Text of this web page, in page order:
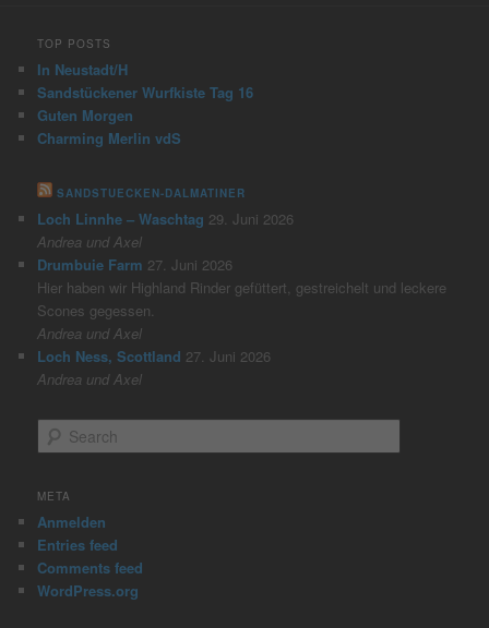
TOP POSTS
In Neustadt/H
Sandstückener Wurfkiste Tag 16
Guten Morgen
Charming Merlin vdS
SANDSTUECKEN-DALMATINER
Loch Linnhe – Waschtag 29. Juni 2026
Andrea und Axel
Drumbuie Farm 27. Juni 2026
Hier haben wir Highland Rinder gefüttert, gestreichelt und leckere
Scones gegessen.
Andrea und Axel
Loch Ness, Scottland 27. Juni 2026
Andrea und Axel
e
r
h
META
Anmelden
Entries feed
Comments feed
WordPress.org